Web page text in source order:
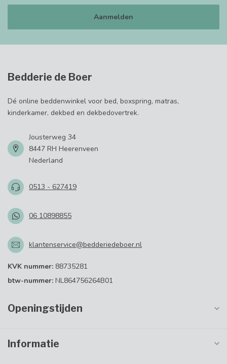
Aanmelden
Bedderie de Boer
Dé online beddenwinkel voor bed, boxspring, matras,
kinderkamer, dekbed en dekbedovertrek.
Jousterweg 34
8447 RH Heerenveen
Nederland
0513 - 627419
06 10898855
klantenservice@bedderiedeboer.nl
KVK nummer: 88735281
btw-nummer: NL864756264B01
Openingstijden
Informatie